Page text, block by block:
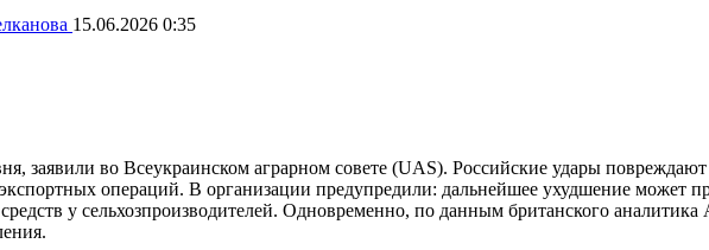
15.06.2026 0:35
заявили во Всеукраинском аграрном совете (UAS). Российские удары
операций. В организации предупредили: дальнейшее ухудшение может
у сельхозпроизводителей. Одновременно, по данным британского